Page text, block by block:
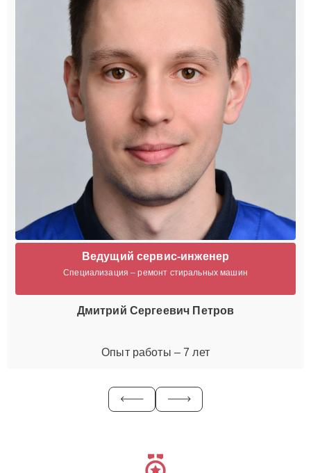
Ведущий сервис-инженер
Специализация – ремонт стиральных машин
Дмитрий Сергеевич Петров
Опыт работы – 7 лет